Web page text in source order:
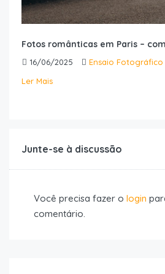
Fotos românticas em Paris –
16/06/2025
Ensaio Fotográfico
Ler Mais
Junte-se à discussão
Você precisa fazer o login
comentário.